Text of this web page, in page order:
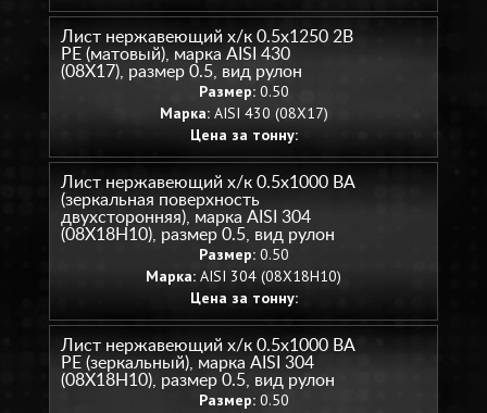
Лист нержавеющий х/к 0.5х1250 2B
PE (матовый), марка AISI 430
(08Х17), размер 0.5, вид рулон
Размер:0.50
Марка:AISI 430 (08Х17)
Цена за тонну:
Лист нержавеющий х/к 0.5х1000 BA
(зеркальная поверхность
двухсторонняя), марка AISI 304
(08Х18Н10), размер 0.5, вид рулон
Размер:0.50
Марка: AISI 304 (08Х18Н10)
Цена за тонну:
Лист нержавеющий х/к 0.5х1000 BA
PE (зеркальный), марка AISI 304
(08Х18Н10), размер 0.5, вид рулон
Размер:0.50